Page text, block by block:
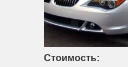
Стоимость: